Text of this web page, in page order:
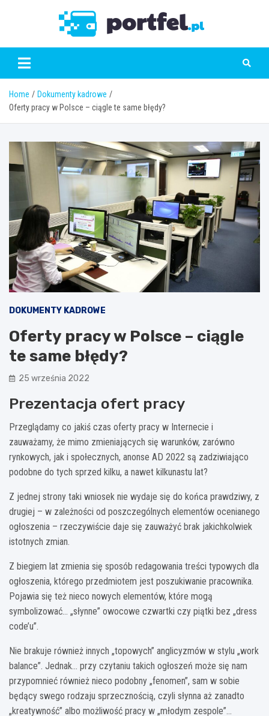
Home
Dokumenty kadrowe
Oferty pracy w Polsce – ciągle te same błędy?
DOKUMENTY KADROWE
Oferty pracy w Polsce – ciągle
te same błędy?
25 września 2022
Prezentacja ofert pracy
Przeglądamy co jakiś czas oferty pracy w Internecie i
zauważamy, że mimo zmieniających się warunków, zarówno
rynkowych, jak i społecznych, anonse AD 2022 są zadziwiająco
podobne do tych sprzed kilku, a nawet kilkunastu lat?
Z jednej strony taki wniosek nie wydaje się do końca prawdziwy, z
drugiej – w zależności od poszczególnych elementów ocenianego
ogłoszenia – rzeczywiście daje się zauważyć brak jakichkolwiek
istotnych zmian.
Z biegiem lat zmienia się sposób redagowania treści typowych dla
ogłoszenia, którego przedmiotem jest poszukiwanie pracownika.
Pojawia się też nieco nowych elementów, które mogą
symbolizować… „słynne” owocowe czwartki czy piątki bez „dress
code’u”.
Nie brakuje również innych „topowych” anglicyzmów w stylu „work
balance”. Jednak… przy czytaniu takich ogłoszeń może się nam
przypomnieć również nieco podobny „fenomen”, sam w sobie
będący swego rodzaju sprzecznością, czyli słynna aż zanadto
„kreatywność” albo możliwość pracy w „młodym zespole”…